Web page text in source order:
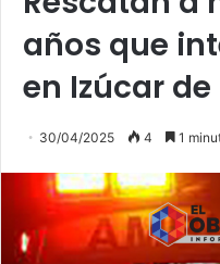
años que
en Izúcar
30/04/2025 4 1